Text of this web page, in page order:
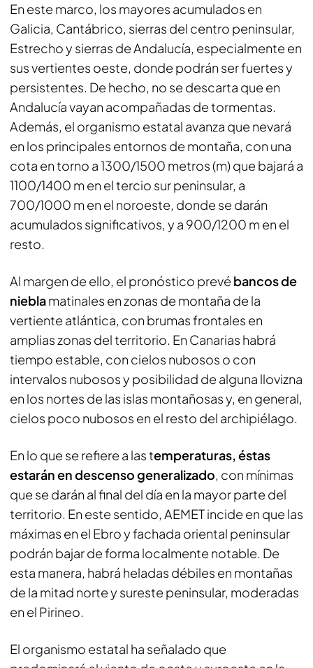
En este marco, los mayores acumulados en
Galicia, Cantábrico, sierras del centro peninsular,
Estrecho y sierras de Andalucía, especialmente en
sus vertientes oeste, donde podrán ser fuertes y
persistentes. De hecho, no se descarta que en
Andalucía vayan acompañadas de tormentas.
Además, el organismo estatal avanza que nevará
en los principales entornos de montaña, con una
cota en torno a 1300/1500 metros (m) que bajará a
1100/1400 m en el tercio sur peninsular, a
700/1000 m en el noroeste, donde se darán
acumulados significativos, y a 900/1200 m en el
resto.
Al margen de ello, el pronóstico prevé bancos de
nieblamatinales en zonas de montaña de la
vertiente atlántica, con brumas frontales en
amplias zonas del territorio. En Canarias habrá
tiempo estable, con cielos nubosos o con
intervalos nubosos y posibilidad de alguna llovizna
en los nortes de las islas montañosas y, en general,
cielos poco nubosos en el resto del archipiélago.
En lo que se refiere a las temperaturas, éstas
estarán en descenso generalizado, con mínimas
que se darán al final del día en la mayor parte del
territorio. En este sentido, AEMET incide en que las
máximas en el Ebro y fachada oriental peninsular
podrán bajar de forma localmente notable. De
esta manera, habrá heladas débiles en montañas
de la mitad norte y sureste peninsular, moderadas
en el Pirineo.
El organismo estatal ha señalado que